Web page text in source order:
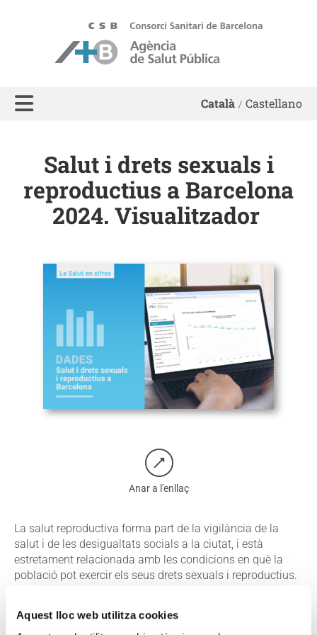
Aquest lloc web utilitza cookies
ASPB - Agència de Salut Pública de Barcelona
Català Castellano
Salut i drets sexuals i
reproductius a Barcelona
2024. Visualitzador
Anar a l'enllaç
La salut reproductiva forma part de la vigilància de la
salut i de les desigualtats socials a la ciutat, i està
estretament relacionada amb les condicions en què la
població pot exercir els seus drets sexuals i reproductius.
l’embaràs, la fecunditat, la interrupció voluntària de